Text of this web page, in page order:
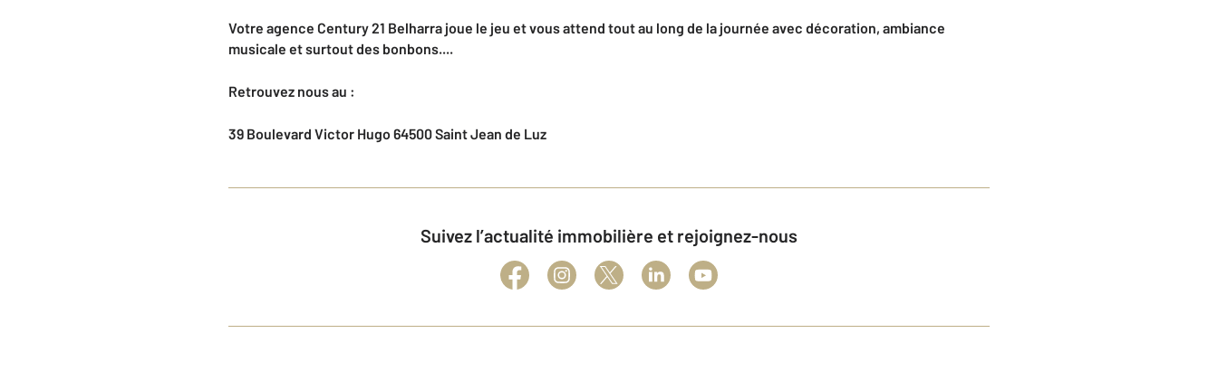
Votre agence Century 21 Belharra joue le jeu et vous attend tout au long de la journée avec décoration, ambiance
musicale et surtout des bonbons....
Retrouvez nous au :
39 Boulevard Victor Hugo 64500 Saint Jean de Luz
Suivez l’actualité immobilière et rejoignez-nous